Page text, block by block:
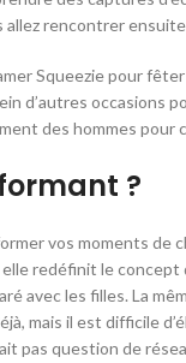
allez rencontrer
Squeezie pour
occasions
des hommes
?
vos moments
redéfinit le
avec les filles. La
mais il est difficile
pas question de